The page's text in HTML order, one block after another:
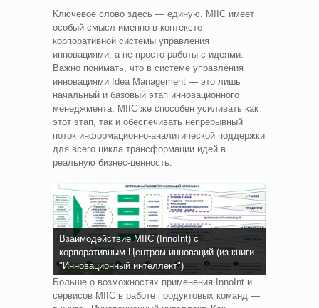
Ключевое слово здесь — единую. MIIC имеет
особый смысл именно в контексте
корпоративной системы управления
инновациями, а не просто работы с идеями.
Важно понимать, что в системе управления
инновациями Idea Management — это лишь
начальный и базовый этап инновационного
менеджмента. MIIC же способен усиливать как
этот этап, так и обеспечивать непрерывный
поток информационно-аналитической поддержки
для всего цикла трансформации идей в
реальную бизнес-ценность.
Взаимодействие MIIC (InnoInt) с
корпоративным Центром инноваций (из книги
"Инновационный интеллект")
Больше о возможностях применения InnoInt и
сервисов MIIC в работе продуктовых команд —